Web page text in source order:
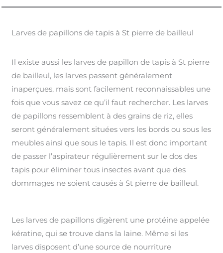
Larves de papillons de tapis à St pierre de bailleul
Il existe aussi les larves de papillon de tapis à St pierre
de bailleul, les larves passent généralement
inaperçues, mais sont facilement reconnaissables une
fois que vous savez ce qu’il faut rechercher. Les larves
de papillons ressemblent à des grains de riz, elles
seront généralement situées vers les bords ou sous les
meubles ainsi que sous le tapis. Il est donc important
de passer l’aspirateur régulièrement sur le dos des
tapis pour éliminer tous insectes avant que des
dommages ne soient causés à St pierre de bailleul.
Les larves de papillons digèrent une protéine appelée
kératine, qui se trouve dans la laine. Même si les
larves disposent d’une source de nourriture